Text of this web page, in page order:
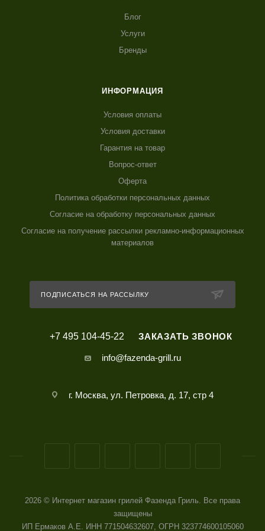
Блог
Услуги
Бренды
ИНФОРМАЦИЯ
Условия оплаты
Условия доставки
Гарантия на товар
Вопрос-ответ
Оферта
Политика обработки персональных данных
Согласие на обработку персональных данных
Согласие на получение рассылки рекламно-информационных
материалов
ПОДПИСАТЬСЯ НА РАССЫЛКУ
+7 495 104-45-22 ЗАКАЗАТЬ ЗВОНОК
info@fazenda-grill.ru
г. Москва, ул. Петровка, д. 17, стр 4
2026 © Интернет магазин грилей Фазенда Гриль. Все права
защищены
ИП Ермаков А.Е. ИНН 771504632607, ОГРН 323774600105060